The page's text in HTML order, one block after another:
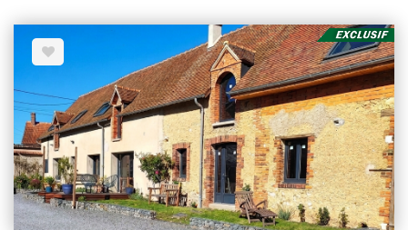
d'eau + wc - parfait pour créer la suite parentale). Au second
étage : Une chambre avec un coin bureau, une salle de bains et
un wc. La maison dispose d'un garage, d'une chaufferie, un
puits. Le tout sur un jardin clos de plus de 460 m² . Exclusivité
Les Agences Unies Voir page 7 du Barème d'honoraires
consultable sur notre site